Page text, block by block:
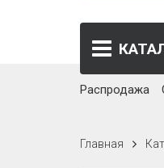
Распродажа
Главная